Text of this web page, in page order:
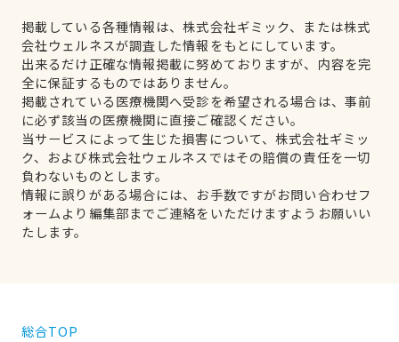
掲載している各種情報は、株式会社ギミック、または株式
会社ウェルネスが調査した情報をもとにしています。
出来るだけ正確な情報掲載に努めておりますが、内容を完
全に保証するものではありません。
掲載されている医療機関へ受診を希望される場合は、事前
に必ず該当の医療機関に直接ご確認ください。
当サービスによって生じた損害について、株式会社ギミッ
ク、および株式会社ウェルネスではその賠償の責任を一切
負わないものとします。
情報に誤りがある場合には、お手数ですがお問い合わせフ
ォームより編集部までご連絡をいただけますようお願いい
たします。
総合TOP